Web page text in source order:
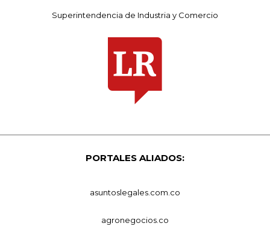
Superintendencia de Industria y Comercio
PORTALES ALIADOS:
asuntoslegales.com.co
agronegocios.co